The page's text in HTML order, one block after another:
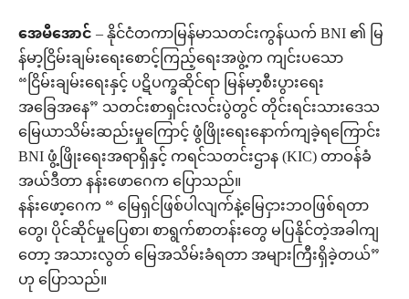
အေမီအောင်– နိုင်ငံတကာမြန်မာသတင်းကွန်ယက် BNI ၏ မြ
န်မာ့ငြိမ်းချမ်းရေးစောင့်ကြည့်ရေးအဖွဲ့က ကျင်းပသော
“ငြိမ်းချမ်းရေးနှင့် ပဋိပက္ခဆိုင်ရာ မြန်မာ့စီးပွားရေး
အခြေအနေ” သတင်းစာရှင်းလင်းပွဲတွင် တိုင်းရင်းသားဒေသ
မြေယာသိမ်းဆည်းမှုကြောင့် ဖွံဖြိုးရေးနောက်ကျခဲ့ရကြောင်း
BNI ဖွံ့ဖြိုးရေးအရာရှိနှင့် ကရင်သတင်းဌာန (KIC) တာဝန်ခံ
အယ်ဒီတာ နန်းဖောဂေက ပြောသည်။
နန်းဖော့ဂေက “ မြေရှင်ဖြစ်ပါလျက်နဲ့မြေငှားဘဝဖြစ်ရတာ
တွေ၊ ပိုင်ဆိုင်မှုပြေစာ၊ စာရွက်စာတန်းတွေ မပြနိုင်တဲ့အခါကျ
တော့ အသားလွတ် မြေအသိမ်းခံရတာ အများကြီးရှိခဲ့တယ်”
ဟု ပြောသည်။